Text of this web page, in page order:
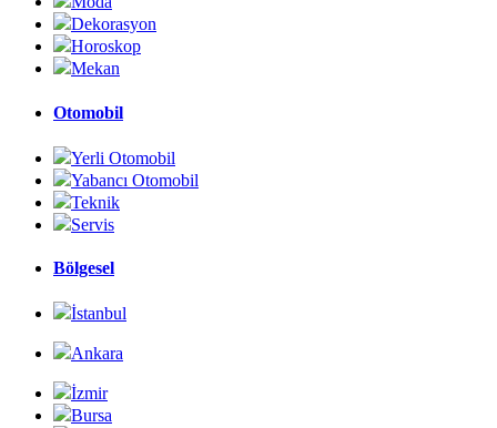
Dekorasyon
Horoskop
Mekan
Otomobil
Yerli Otomobil
Yabancı Otomobil
Teknik
Servis
Bölgesel
İstanbul
Ankara
İzmir
Bursa